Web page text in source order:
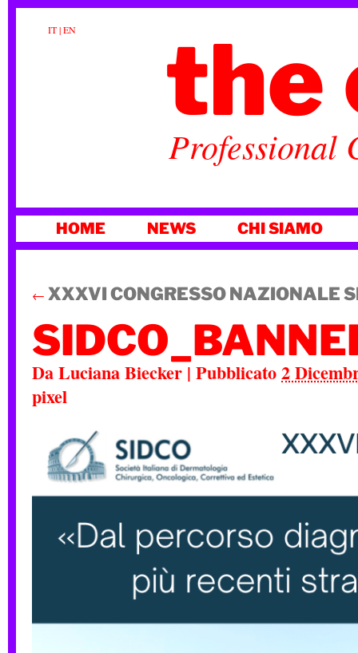
IT|EN the
Professional
AL
HOME NEWS CHI SIAMO
← XXXVI CONGRESSO NAZIONALE
DaLuciana Biecker | Pubblicato2
pixel